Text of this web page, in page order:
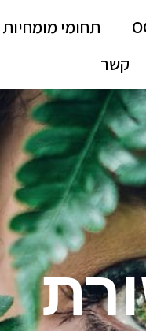
תחומי מומחיות
קשר